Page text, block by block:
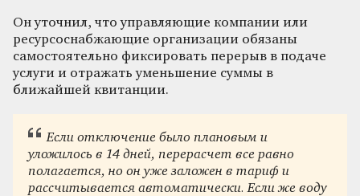
Он уточнил, что управляющие компании или
ресурсоснабжающие организации обязаны
самостоятельно фиксировать перерыв в подаче
услуги и отражать уменьшение суммы в
ближайшей квитанции.
Если отключение было плановым и
уложилось в 14 дней, перерасчет все равно
полагается, но он уже заложен в тариф и
рассчитывается автоматически. Если же воду